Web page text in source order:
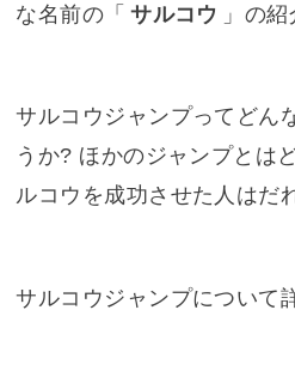
な名前の「 サルコウ 」の
サルコウジャンプってどん
うか? ほかのジャンプとは
ルコウを成功させた人はだ
サルコウジャンプについて